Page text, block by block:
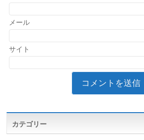
メール
サイト
カテゴリー